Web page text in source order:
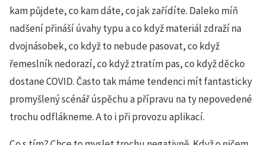
kam půjdete, co kam dáte, co jak zařídíte. Daleko míň
nadšení přináší úvahy typu a co když materiál zdraží na
dvojnásobek, co když to nebude pasovat, co když
řemeslník nedorazí, co když ztratím pas, co když děcko
dostane COVID. Často tak máme tendenci mít fantasticky
promyšlený scénář úspěchu a přípravu na ty nepovedené
trochu odflákneme. A to i při provozu aplikací.